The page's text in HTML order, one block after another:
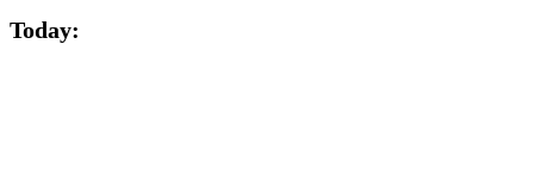
Today: